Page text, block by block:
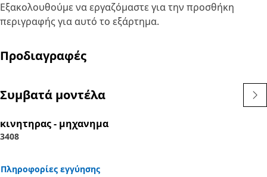
Εξακολουθούμε να εργαζόμαστε για την προσθήκη
περιγραφής για αυτό το εξάρτημα.
Προδιαγραφές
Συμβατά μοντέλα
κινητηρας - μηχανημα
3408
Πληροφορίες εγγύησης